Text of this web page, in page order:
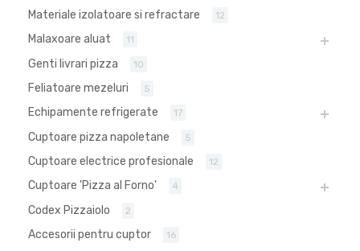
Materiale izolatoare si refractare 12
Malaxoare aluat 11
Genti livrari pizza 10
Feliatoare mezeluri 5
Echipamente refrigerate 17
Cuptoare pizza napoletane 5
Cuptoare electrice profesionale 12
Cuptoare 'Pizza al Forno' 4
Codex Pizzaiolo 2
Accesorii pentru cuptor 16